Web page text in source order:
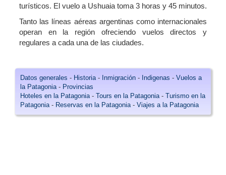
turísticos. El vuelo a Ushuaia toma 3 horas y 45 minutos.
Tanto las líneas aéreas argentinas como internacionales
operan en la región ofreciendo vuelos directos y
regulares a cada una de las ciudades.
Datos generales - Historia- Inmigración - Indigenas - Vuelos a
la Patagonia- Provincias
Hoteles en la Patagonia- Tours en la Patagonia- Turismo en la
Patagonia- Reservas en la Patagonia- Viajes a la Patagonia